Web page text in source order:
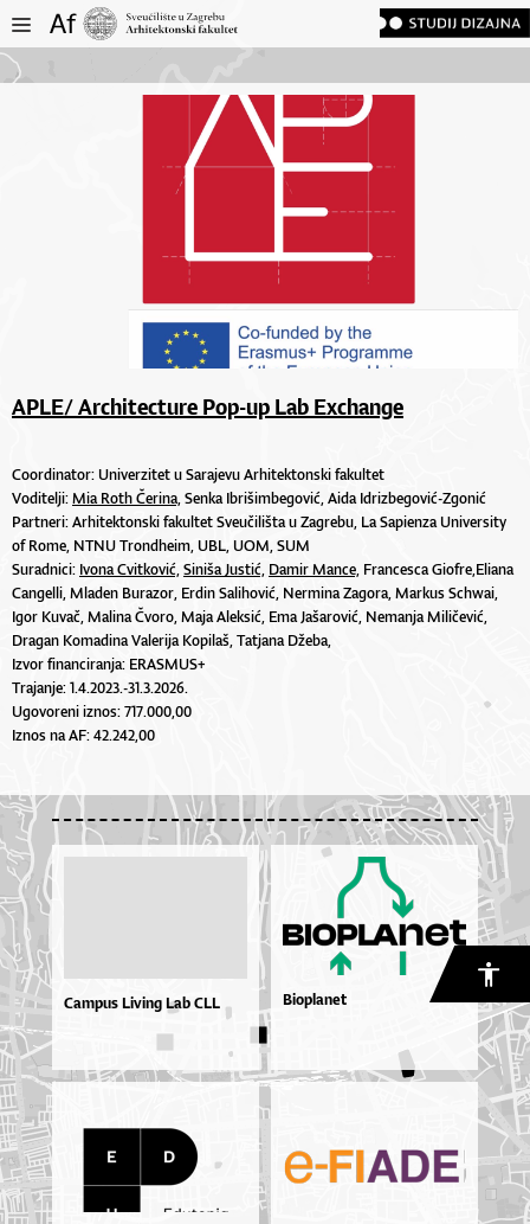
APLE/ Architecture Pop-up Lab Exchange
Coordinator: Univerzitet u Sarajevu Arhitektonski fakultet
Voditelji:Mia Roth Čerina,Senka Ibrišimbegović, Aida Idrizbegović-Zgonić
Partneri: Arhitektonski fakultet Sveučilišta u Zagrebu, La Sapienza University
of Rome, NTNU Trondheim, UBL, UOM, SUM
Suradnici: Ivona Cvitković,Siniša Justić, Damir Mance, Francesca Giofre,Eliana
Cangelli, Mladen Burazor, Erdin Salihović, Nermina Zagora, Markus Schwai,
Igor Kuvač, Malina Čvoro, Maja Aleksić, Ema Jašarović, Nemanja Miličević,
Dragan Komadina Valerija Kopilaš, Tatjana Džeba,
Izvor financiranja: ERASMUS+
Trajanje: 1.4.2023.-31.3.2026.
Ugovoreni iznos: 717.000,00
Iznos na AF: 42.242,00
Campus Living Lab CLL Bioplanet